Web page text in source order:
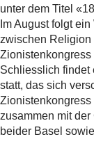
unter dem Titel
Im August folgt
zwischen Religion
Schliesslich findet
statt, das sich
Zionistenkongress
zusammen mit
beider Basel